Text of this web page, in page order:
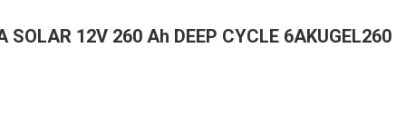
12V 260 Ah DEEP CYCLE 6AKUGEL260